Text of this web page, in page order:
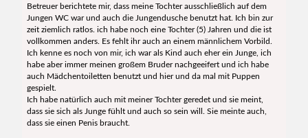
Betreuer berichtete mir, dass meine Tochter ausschließlich auf dem
Jungen WC war und auch die Jungendusche benutzt hat. Ich bin zur
zeit ziemlich ratlos. ich habe noch eine Tochter (5) Jahren und die ist
vollkommen anders. Es fehlt ihr auch an einem männlichem Vorbild.
Ich kenne es noch von mir, ich war als Kind auch eher ein Junge, ich
habe aber immer meinen großem Bruder nachgeeifert und ich habe
auch Mädchentoiletten benutzt und hier und da mal mit Puppen
gespielt.
Ich habe natürlich auch mit meiner Tochter geredet und sie meint,
dass sie sich als Junge fühlt und auch so sein will. Sie meinte auch,
dass sie einen Penis braucht.